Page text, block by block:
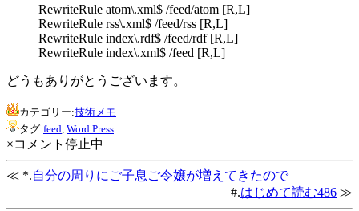
RewriteRule atom\.xml$ /feed/atom [R,L]
RewriteRule rss\.xml$ /feed/rss [R,L]
RewriteRule index\.rdf$ /feed/rdf [R,L]
RewriteRule index\.xml$ /feed [R,L]
どうもありがとうございます。
カテゴリー:技術メモ
タグ:feed Word Press
×コメント停止中
≪ *.自分の周りにご子息ご令嬢が増えてきたので
#.はじめて読む486 ≫